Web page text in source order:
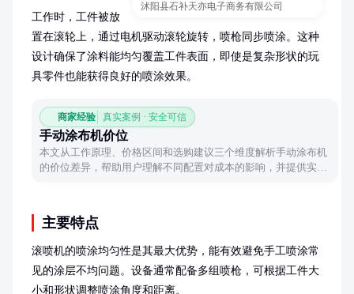
沭阳县石补天亦电子商务有限公司
工作时，工件被放
置在滚轮上，通过电机驱动滚轮旋转，喷枪同步喷涂。这种
设计确保了涂料能均匀覆盖工件表面，即使是复杂形状的玩
具零件也能获得良好的喷涂效果。
商家经验 真实案例 · 安全可信
手动涂布机价位
本文从工作原理、价格区间和选购建议三个维度解析手动涂布机
的价位差异，帮助用户理解不同配置对成本的影响，并提供实用
主要特点
滚喷机的喷涂均匀性是其最大优势，能有效避免手工喷涂常
见的涂层不均问题。设备通常配备多组喷枪，可根据工件大
小和形状调整喷涂角度和距离。